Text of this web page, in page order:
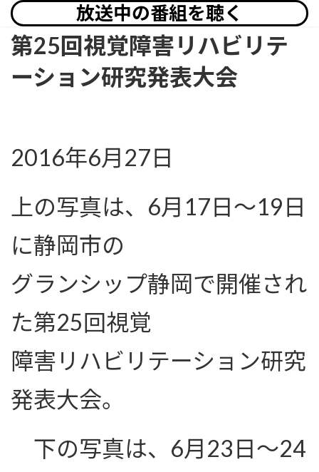
放送中の番組を聴く
第25回視覚障害リハビリテ
ーション研究発表大会
2016年6月27日
上の写真は、6月17日〜19日
に静岡市の
グランシップ静岡で開催され
た第25回視覚
障害リハビリテーション研究
発表大会。
下の写真は、6月23日〜24